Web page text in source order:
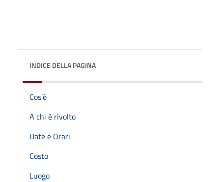
INDICE DELLA PAGINA
Cos'è
A chi è rivolto
Date e Orari
Costo
Luogo